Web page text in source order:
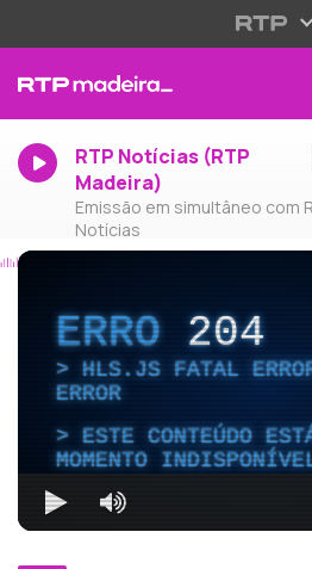
RTP Notícias (RTP
Madeira)
Emissão em simultâneo com
Notícias
ERRO204
HLS.JS FATAL
ERROR
ESTE CONTEÚDO
MOMENTO